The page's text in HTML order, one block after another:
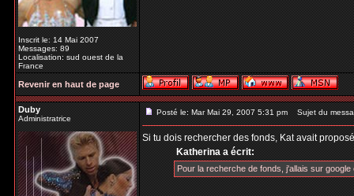
Inscrit le: 14 Mai 2007
Messages: 89
Localisation: sud ouest de la
France
Revenir en haut de page
Duby
Administratrice
Posté le: Mar Mai 29, 2007 5:31 pm Sujet du
Si tu dois rechercher des fonds, Kat avait
Katherina a écrit:
Pour la recherche de fonds, j'allais sur